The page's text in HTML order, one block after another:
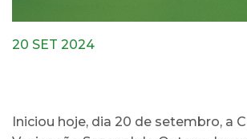
20 SET 2024
Iniciou hoje, dia 20 de setembro, a